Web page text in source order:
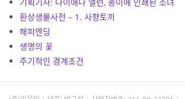
환상생물사전 – 1. 사향토끼
해피엔딩
생명의 꽃
주기적인 경계조건